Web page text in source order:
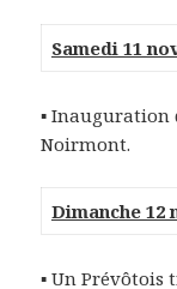
Samedi 11
▪ Inauguration
Noirmont.
Dimanche 12
▪ Un Prévôtois